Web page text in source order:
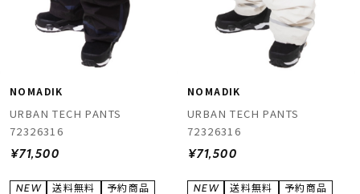
NOMADIK
URBAN TECH PANTS
72326316
¥71,500
NOMADIK
URBAN TECH PANTS
72326316
¥71,500